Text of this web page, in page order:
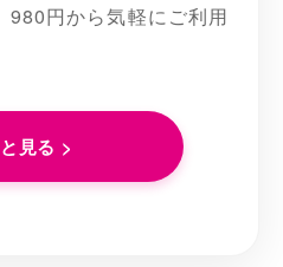
980円から気軽にご利用
見る >